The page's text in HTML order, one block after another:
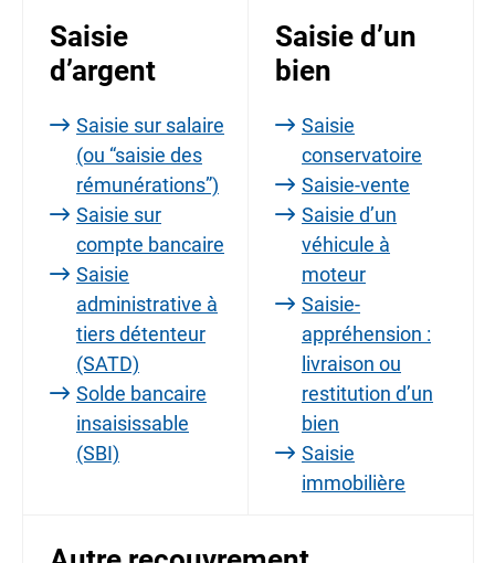
Saisie
d’argent
Saisie sur salaire
(ou “saisie des
rémunérations”)
Saisie sur
compte bancaire
Saisie
administrative à
tiers détenteur
(SATD)
Solde bancaire
insaisissable
(SBI)
Saisie d’un
bien
Saisie
conservatoire
Saisie-vente
Saisie d’un
véhicule à
moteur
Saisie-
appréhension :
livraison ou
restitution d’un
bien
Saisie
immobilière